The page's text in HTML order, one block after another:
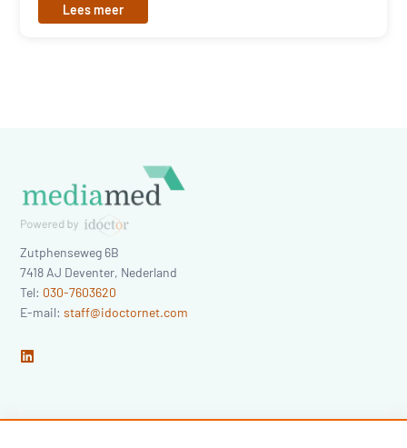
Lees meer
Zutphenseweg 6B
7418 AJ Deventer, Nederland
Tel: 030-7603620
E-mail:staff@idoctornet.com